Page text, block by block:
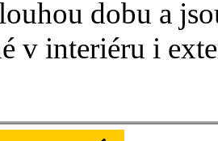
dobu a jsou schopny
v interiéru i